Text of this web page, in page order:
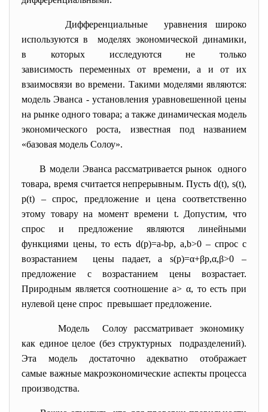
Дифференциальные уравнения широко
используются в моделях экономической динамики,
в которых исследуются не только
зависимость переменных от времени, а и от их
взаимосвязи во времени. Такими моделями являются:
модель Эванса - установления уравновешенной цены
на рынке одного товара; а также динамическая модель
экономического роста, известная под названием
«базовая модель Солоу».
В модели Эванса рассматривается рынок одного
товара, время считается непрерывным. Пусть d(t), s(t),
p(t) – спрос, предложение и цена соответственно
этому товару на момент времени t. Допустим, что
спрос и предложение являются линейными
функциями цены, то есть d(p)=a-bp, a,b>0 – спрос с
возрастанием цены падает, а s(p)=α+βp,α,β>0 –
предложение с возрастанием цены возрастает.
Природным является соотношение а> α, то есть при
нулевой цене спрос превышает предложение.
Модель Солоу рассматривает экономику
как единое целое (без структурных подразделений).
Эта модель достаточно адекватно отображает
самые важные макроэкономические аспекты процесса
производства.